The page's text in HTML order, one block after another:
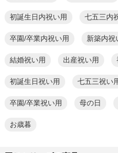
初誕生日内祝い用 七五三内
卒園/卒業内祝い用 新築内祝
結婚祝い用 出産祝い用
初誕生日祝い用 七五三祝い
卒園/卒業祝い用 母の日
お歳暮